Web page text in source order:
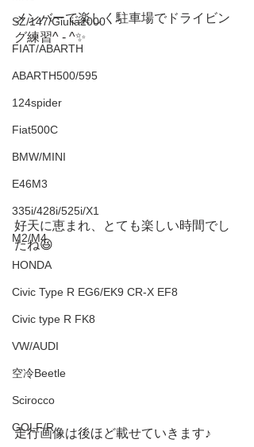
SZ/147/Giulia2000
FIAT/ABARTH
ABARTH500/595
124spider
Fiat500C
BMW/MINI
E46M3
335i/428i/525i/X1
M2/M4
HONDA
Civic Type R EG6/EK9 CR-X EF8
Civic type R FK8
VW/AUDI
空冷Beetle
Scirocco
GOLF/R
メンバーで楽しく駐車場でドライビン
グ練習^ - ^✨
好天に恵まれ、とても楽しい時間でし
たね😆
走行画像は後ほど載せていきます♪